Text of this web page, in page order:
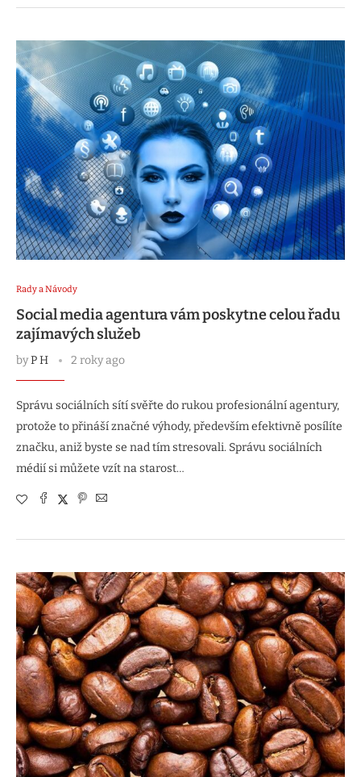
Rady a Návody
Social media agentura vám poskytne celou řadu
zajímavých služeb
byP H 2 roky ago
Správu sociálních sítí svěřte do rukou profesionální agentury,
protože to přináší značné výhody, především efektivně posílíte
značku, aniž byste se nad tím stresovali. Správu sociálních
médií si můžete vzít na starost…